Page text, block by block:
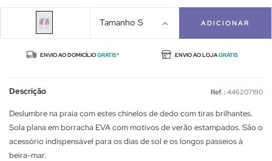
Tamanho S ADICIONAR
ENVIO AO DOMICÍLIOGRÁTIS* ENVIO AO LOJAGRÁTIS
Descrição Ref. : 446207190
Deslumbre na praia com estes chinelos de dedo com tiras brilhantes.
Sola plana em borracha EVA com motivos de verão estampados. São o
acessório indispensável para os dias de sol e os longos passeios à
beira-mar.